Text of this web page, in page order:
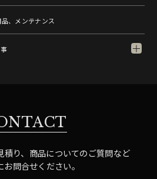
、メンテナンス
積り、商品についてのご質問など
お問合せください。